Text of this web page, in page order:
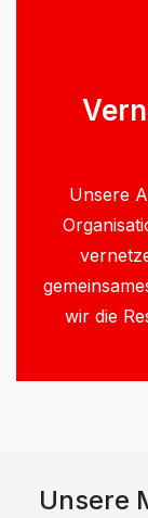
Unsere
wir die
Unsere